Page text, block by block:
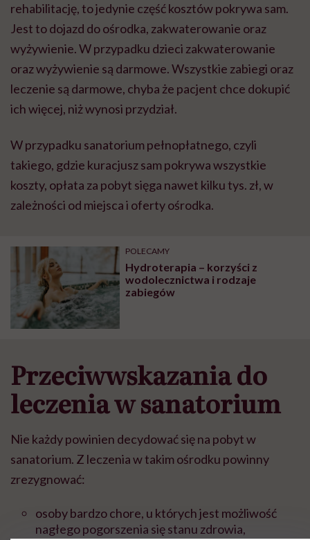
rehabilitację, to jedynie częśćkosztów pokrywa sam.
Jest to dojazd do ośrodka, zakwaterowanie oraz
wyżywienie. W przypadku dzieci zakwaterowanie
oraz wyżywienie są darmowe. Wszystkie zabiegi oraz
leczenie są darmowe, chyba że pacjent chce dokupić
ich więcej, niżwynosi przydział.
W przypadku sanatorium pełnopłatnego, czyli
takiego, gdzie kuracjusz sam pokrywa wszystkie
koszty, opłata za pobyt sięga nawet kilku tys. zł, w
zależności od miejsca i oferty ośrodka.
POLECAMY
Hydroterapia – korzyści z
wodolecznictwa i rodzaje
zabiegów
Przeciwwskazania do
leczenia w sanatorium
Nie każdy powinien decydowaćsięna pobyt w
sanatorium. Z leczenia w takim ośrodku powinny
zrezygnować:
osoby bardzo chore, u których jest możliwość
nagłego pogorszenia sięstanu zdrowia,